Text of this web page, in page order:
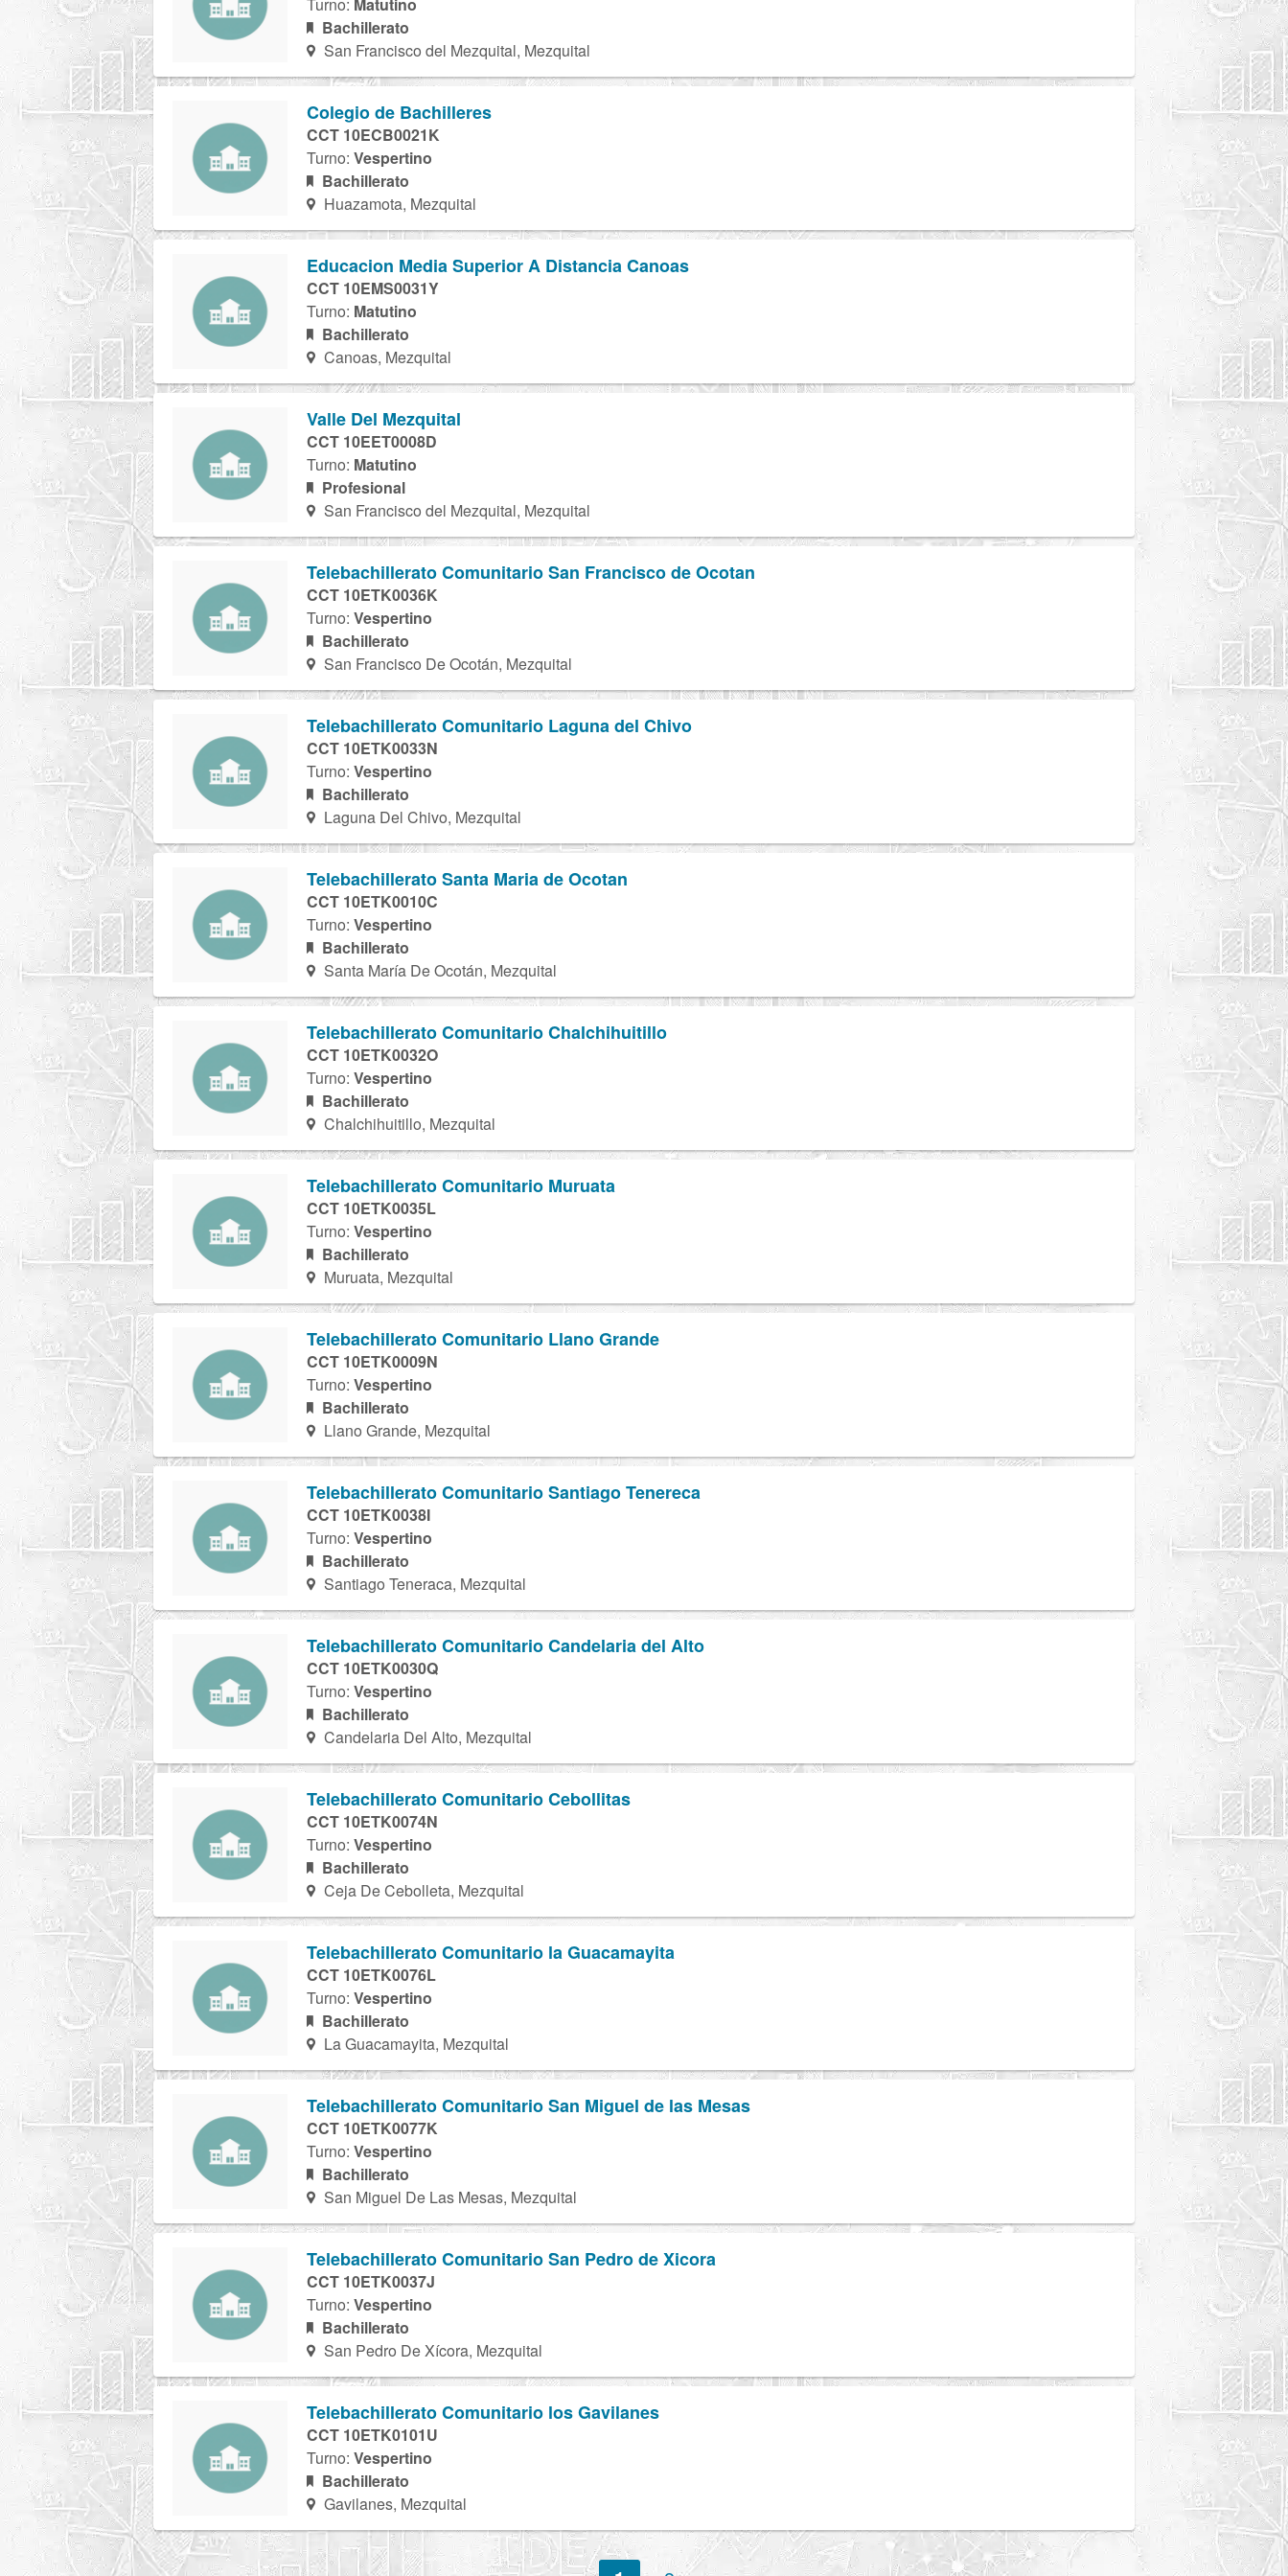
Turno: Matutino
Bachillerato
San Francisco del Mezquital, Mezquital
Colegio de Bachilleres
CCT 10ECB0021K
Turno: Vespertino
Bachillerato
Huazamota, Mezquital
Educacion Media Superior A Distancia Canoas
CCT 10EMS0031Y
Turno: Matutino
Bachillerato
Canoas, Mezquital
Valle Del Mezquital
CCT 10EET0008D
Turno: Matutino
Profesional
San Francisco del Mezquital, Mezquital
Telebachillerato Comunitario San Francisco de Ocotan
CCT 10ETK0036K
Turno: Vespertino
Bachillerato
San Francisco De Ocotán, Mezquital
Telebachillerato Comunitario Laguna del Chivo
CCT 10ETK0033N
Turno: Vespertino
Bachillerato
Laguna Del Chivo, Mezquital
Telebachillerato Santa Maria de Ocotan
CCT 10ETK0010C
Turno: Vespertino
Bachillerato
Santa María De Ocotán, Mezquital
Telebachillerato Comunitario Chalchihuitillo
CCT 10ETK0032O
Turno: Vespertino
Bachillerato
Chalchihuitillo, Mezquital
Telebachillerato Comunitario Muruata
CCT 10ETK0035L
Turno: Vespertino
Bachillerato
Muruata, Mezquital
Telebachillerato Comunitario Llano Grande
CCT 10ETK0009N
Turno: Vespertino
Bachillerato
Llano Grande, Mezquital
Telebachillerato Comunitario Santiago Tenereca
CCT 10ETK0038I
Turno: Vespertino
Bachillerato
Santiago Teneraca, Mezquital
Telebachillerato Comunitario Candelaria del Alto
CCT 10ETK0030Q
Turno: Vespertino
Bachillerato
Candelaria Del Alto, Mezquital
Telebachillerato Comunitario Cebollitas
CCT 10ETK0074N
Turno: Vespertino
Bachillerato
Ceja De Cebolleta, Mezquital
Telebachillerato Comunitario la Guacamayita
CCT 10ETK0076L
Turno: Vespertino
Bachillerato
La Guacamayita, Mezquital
Telebachillerato Comunitario San Miguel de las Mesas
CCT 10ETK0077K
Turno: Vespertino
Bachillerato
San Miguel De Las Mesas, Mezquital
Telebachillerato Comunitario San Pedro de Xicora
CCT 10ETK0037J
Turno: Vespertino
Bachillerato
San Pedro De Xícora, Mezquital
Telebachillerato Comunitario los Gavilanes
CCT 10ETK0101U
Turno: Vespertino
Bachillerato
Gavilanes, Mezquital